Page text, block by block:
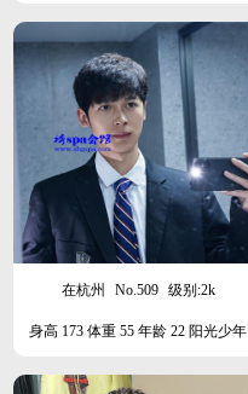
在杭州 No.509 级别:2k
身高 173 体重 55 年龄 22 阳光少年